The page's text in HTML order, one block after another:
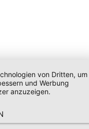
von Dritten, um
und Werbung
anzuzeigen.